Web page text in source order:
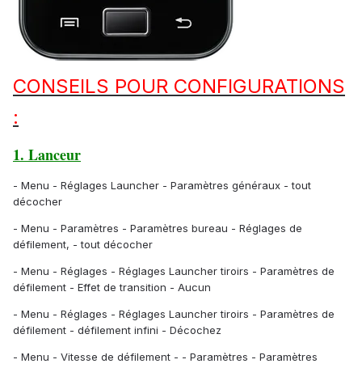
CONSEILS POUR CONFIGURATIONS
:
1. Lanceur
- Menu - Réglages Launcher - Paramètres généraux - tout
décocher
- Menu - Paramètres - Paramètres bureau - Réglages de
défilement, - tout décocher
- Menu - Réglages - Réglages Launcher tiroirs - Paramètres de
défilement - Effet de transition - Aucun
- Menu - Réglages - Réglages Launcher tiroirs - Paramètres de
défilement - défilement infini - Décochez
- Menu - Vitesse de défilement - - Paramètres - Paramètres